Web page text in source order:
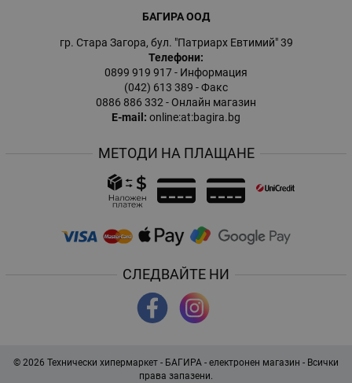
БАГИРА ООД
гр. Стара Загора, бул. "Патриарх Евтимий" 39
Телефони:
0899 919 917- Информация
(042) 613 389 - Факс
0886 886 332- Онлайн магазин
E-mail: online:at:bagira.bg
МЕТОДИ НА ПЛАЩАНЕ
СЛЕДВАЙТЕ НИ
© 2026 Технически хипермаркет - БАГИРА - електронен магазин - Всички
права запазени.